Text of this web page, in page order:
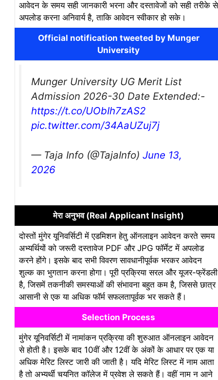
आवेदन के समय सही जानकारी भरना और दस्तावेजों को सही तरीके से
अपलोड करना अनिवार्य है, ताकि आवेदन स्वीकार हो सके।
Official notification tweeted by Munger
University
Munger University UG Merit List
Admission 2026-30 Date Extended:-
https://t.co/UObIh7zAS2
pic.twitter.com/34AaUZuj7j
— Taja Info (@TajaInfo) June 13,
2026
मेरा अनुभव (Real Applicant Insight)
दोस्तों मुंगेर यूनिवर्सिटी में एडमिशन हेतु ऑनलाइन आवेदन करते समय
अभ्यर्थियों को जरूरी दस्तावेज PDF और JPG फॉर्मेट में अपलोड
करने होंगे। इसके बाद सभी विवरण सावधानीपूर्वक भरकर आवेदन
शुल्क का भुगतान करना होगा। पूरी प्रक्रिया सरल और यूजर-फ्रेंडली
है, जिसमें तकनीकी समस्याओं की संभावना बहुत कम है, जिससे छात्र
आसानी से एक या अधिक फॉर्म सफलतापूर्वक भर सकते हैं।
Selection Process
मुंगेर यूनिवर्सिटी में नामांकन प्रक्रिया की शुरुआत ऑनलाइन आवेदन
से होती है। इसके बाद 10वीं और 12वीं के अंकों के आधार पर एक या
अधिक मेरिट लिस्ट जारी की जाती है। यदि मेरिट लिस्ट में नाम आता
है तो अभ्यर्थी चयनित कॉलेज में प्रवेश ले सकते हैं। वहीं नाम न आने